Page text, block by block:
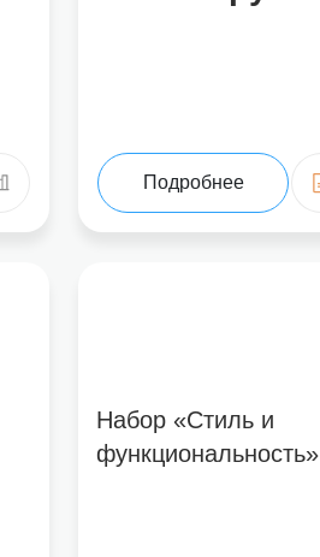
Подробнее
Набор «Стиль и
функциональность»